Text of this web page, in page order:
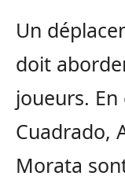
Un
doit
joueurs.
Cuadrado,
Morata